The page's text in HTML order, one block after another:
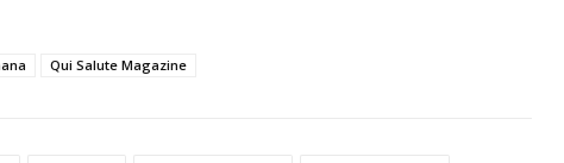
Qui Salute Magazine